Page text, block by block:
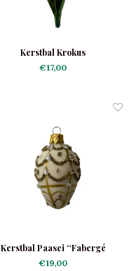
Kerstbal Krokus
€17,00
Kerstbal Paasei “Fabergé
Pearled”
€19,00